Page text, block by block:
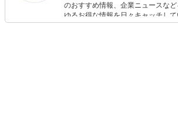
のおすすめ情報、企業ニュースな
ゆるお得な情報を日々キャッチし
の制作にも携わり、SEOの知見を